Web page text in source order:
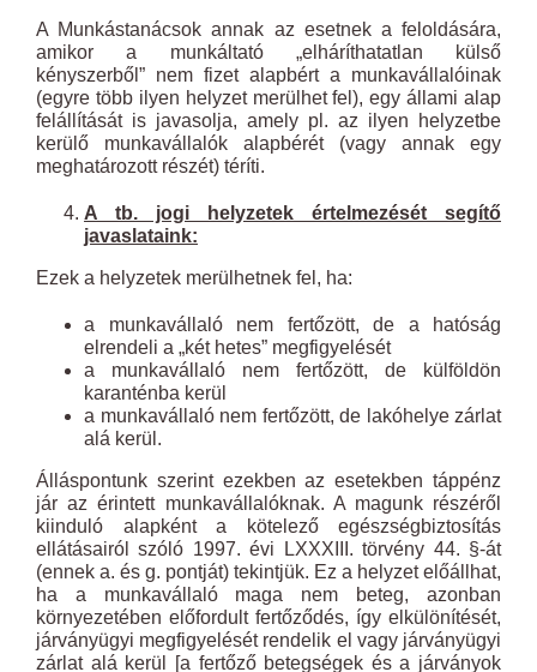
A Munkástanácsok annak az esetnek a feloldására,
amikor a munkáltató „elháríthatatlan külső
kényszerből” nem fizet alapbért a munkavállalóinak
(egyre több ilyen helyzet merülhet fel), egy állami alap
felállítását is javasolja, amely pl. az ilyen helyzetbe
kerülő munkavállalók alapbérét (vagy annak egy
meghatározott részét) téríti.
A tb. jogi helyzetek értelmezését segítő
javaslataink:
Ezek a helyzetek merülhetnek fel, ha:
a munkavállaló nem fertőzött, de a hatóság
elrendeli a „két hetes” megfigyelését
a munkavállaló nem fertőzött, de külföldön
karanténba kerül
a munkavállaló nem fertőzött, de lakóhelye zárlat
alá kerül.
Álláspontunk szerint ezekben az esetekben táppénz
jár az érintett munkavállalóknak. A magunk részéről
kiinduló alapként a kötelező egészségbiztosítás
ellátásairól szóló 1997. évi LXXXIII. törvény 44. §-át
(ennek a. és g. pontját) tekintjük. Ez a helyzet előállhat,
ha a munkavállaló maga nem beteg, azonban
környezetében előfordult fertőződés, így elkülönítését,
járványügyi megfigyelését rendelik el vagy járványügyi
zárlat alá kerül [a fertőző betegségek és a járványok